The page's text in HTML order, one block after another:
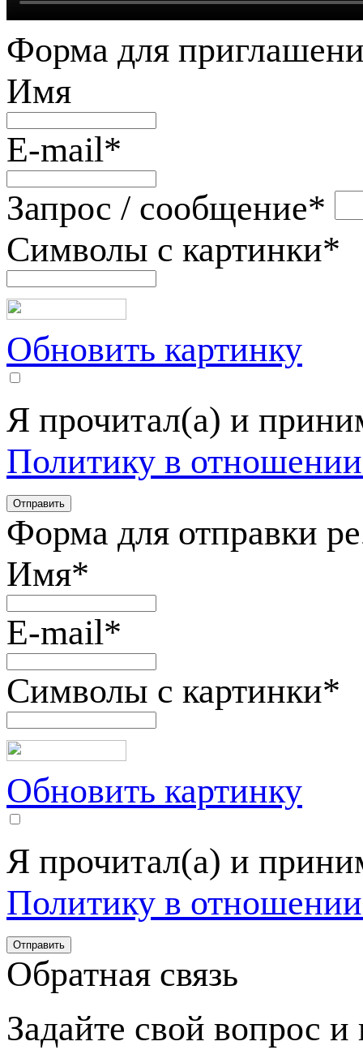
Форма для
Имя
E-mail*
Запрос / сообщение*
Символы с картинки*
Обновить картинку
Я прочитал(а) и
Политику в
Форма для отправки
Имя*
E-mail*
Символы с картинки*
Обновить картинку
Я прочитал(а) и
Политику в
Обратная связь
Задайте свой вопрос